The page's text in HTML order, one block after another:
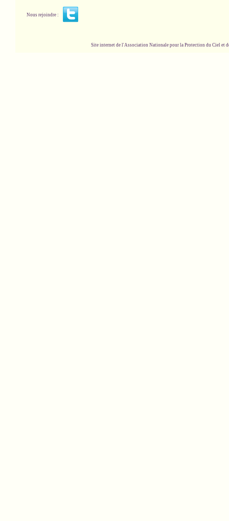
Nous rejoindre :
Site internet de l'Association Nationale pour la Protection du Ciel et de